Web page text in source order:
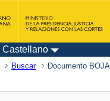
Castellano
Buscar Documento